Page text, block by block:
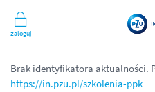
Zaloguj
Brak identyfikatora aktualności.
https://in.pzu.pl/szkolenia-ppk